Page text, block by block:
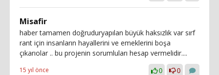
Misafir
haber tamamen doğruduryapılan büyük haksızlık var sırf
rant için insanların hayallerini ve emeklerini boşa
çıkarıolar .. bu projenin sorumluları hesap vermelidir....
15 yıl önce 0 0